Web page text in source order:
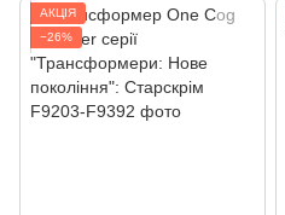
АКЦІЯ
−26%